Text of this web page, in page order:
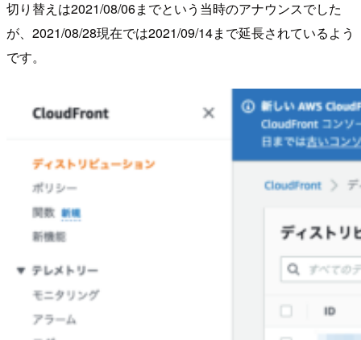
切り替えは2021/08/06までという当時のアナウンスでした
が、2021/08/28現在では2021/09/14まで延長されているよう
です。